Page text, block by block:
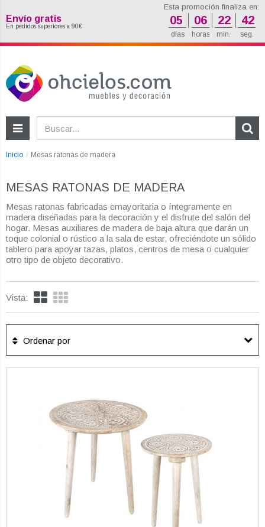
Inicio Mesas ratonas de madera
MESAS RATONAS DE MADERA
Mesas ratonas fabricadas emayoritaria o íntegramente en
madera diseñadas para la decoración y el disfrute del salón del
hogar. Mesas auxiliares de madera de baja altura que darán un
toque colonial o rústico a la sala de estar, ofreciéndote un sólido
tablero para apoyar tazas, platos, centros de mesa o cualquier
otro tipo de objeto decorativo.
Vista:
Ordenar por
Envío gratis
En pedidos superiores a 90€
Esta promoción finaliza en:
05 06 22 41
días horas min. seg.